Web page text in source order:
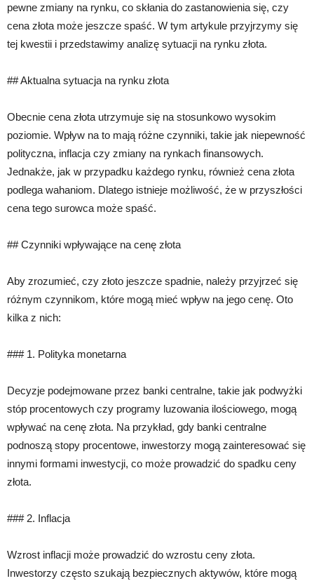
pewne zmiany na rynku, co skłania do zastanowienia się, czy
cena złota może jeszcze spaść. W tym artykule przyjrzymy się
tej kwestii i przedstawimy analizę sytuacji na rynku złota.
## Aktualna sytuacja na rynku złota
Obecnie cena złota utrzymuje się na stosunkowo wysokim
poziomie. Wpływ na to mają różne czynniki, takie jak niepewność
polityczna, inflacja czy zmiany na rynkach finansowych.
Jednakże, jak w przypadku każdego rynku, również cena złota
podlega wahaniom. Dlatego istnieje możliwość, że w przyszłości
cena tego surowca może spaść.
## Czynniki wpływające na cenę złota
Aby zrozumieć, czy złoto jeszcze spadnie, należy przyjrzeć się
różnym czynnikom, które mogą mieć wpływ na jego cenę. Oto
kilka z nich:
### 1. Polityka monetarna
Decyzje podejmowane przez banki centralne, takie jak podwyżki
stóp procentowych czy programy luzowania ilościowego, mogą
wpływać na cenę złota. Na przykład, gdy banki centralne
podnoszą stopy procentowe, inwestorzy mogą zainteresować się
innymi formami inwestycji, co może prowadzić do spadku ceny
złota.
### 2. Inflacja
Wzrost inflacji może prowadzić do wzrostu ceny złota.
Inwestorzy często szukają bezpiecznych aktywów, które mogą